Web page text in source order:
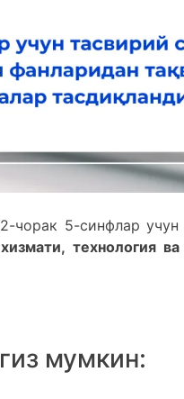
чорак 5-синфлар учун
технология ва
мумкин: